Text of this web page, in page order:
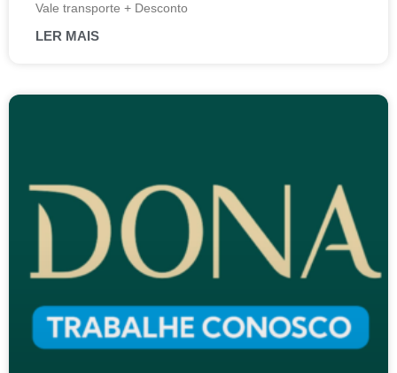
Vale transporte + Desconto
LER MAIS